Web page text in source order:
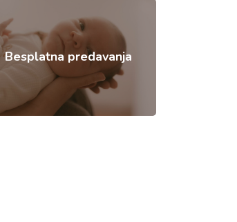
Besplatna predavanja